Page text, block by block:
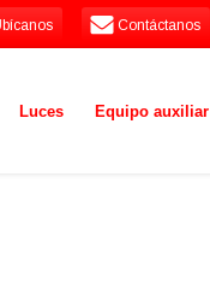
Contáctanos
Luces Equipo auxiliar